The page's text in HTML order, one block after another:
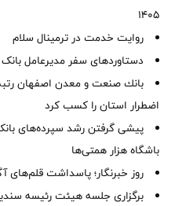
1405
روایت خدمت در ترمینال سلام
دستاوردهای سفر مدیرعامل
بانك صنعت و معدن اصفهان
اضطرار استان را كسب كرد
پیشی گرفتن رشد سپرده‌های
باشگاه هزار همتی‌ها
روز خبرنگار؛ پاسداشت
برگزاری جلسه هیئت رئیسه